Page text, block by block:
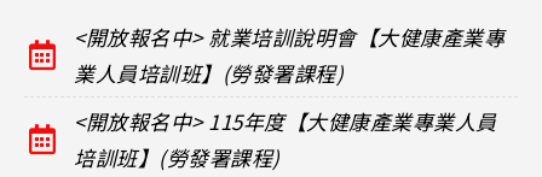
<開放報名中> 就業培訓說明會【大健康產業專
業人員培訓班】(勞發署課程)
<開放報名中> 115年度【大健康產業專業人員
培訓班】(勞發署課程)